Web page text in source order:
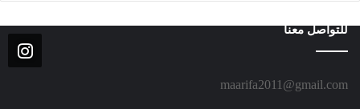
للتواصل معنا
maarifa2011@gmail.com